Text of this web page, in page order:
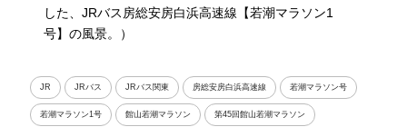
した、JRバス房総安房白浜高速線【若潮マラソン1
号】の風景。）
JR JRバス JRバス関東 房総安房白浜高速線 若潮マラソン号
若潮マラソン1号 館山若潮マラソン 第45回館山若潮マラソン